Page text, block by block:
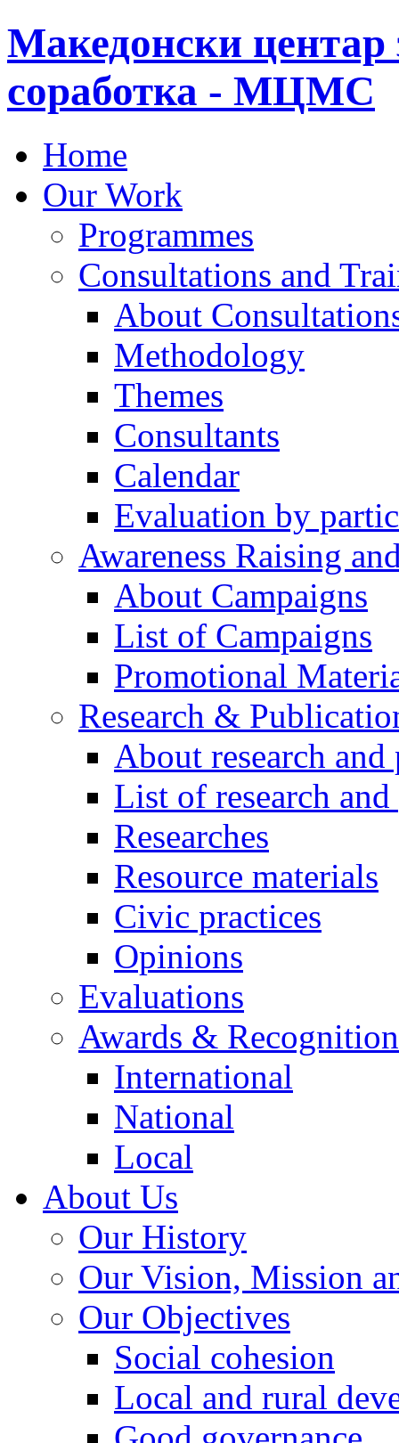
Македонски центар
соработка - МЦМС
Home
Our Work
Programmes
Consultations and
About
Methodology
Themes
Consultants
Calendar
Evaluation by
Awareness Raising
About Campaigns
List of Campaigns
Promotional
Research &
About research
List of research
Researches
Resource materials
Civic practices
Opinions
Evaluations
Awards &
International
National
Local
About Us
Our History
Our Vision, Mission
Our Objectives
Social cohesion
Local and rural